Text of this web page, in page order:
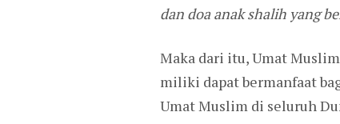
dan doa anak shalih yang
Maka dari itu, Umat
miliki dapat bermanfaat
Umat Muslim di seluruh